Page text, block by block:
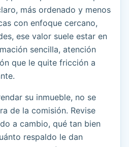
más ordenado y menos
con enfoque cercano,
ese valor suele estar en
sencilla, atención
que le quite fricción a
su inmueble, no se
de la comisión. Revise
a cambio, qué tan bien
respaldo le dan